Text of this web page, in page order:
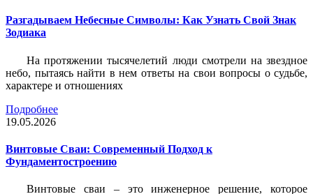
Разгадываем Небесные Символы: Как Узнать Свой Знак
Зодиака
На протяжении тысячелетий люди смотрели на звездное
небо, пытаясь найти в нем ответы на свои вопросы о судьбе,
характере и отношениях
Подробнее
19.05.2026
Винтовые Сваи: Современный Подход к
Фундаментостроению
Винтовые сваи – это инженерное решение, которое